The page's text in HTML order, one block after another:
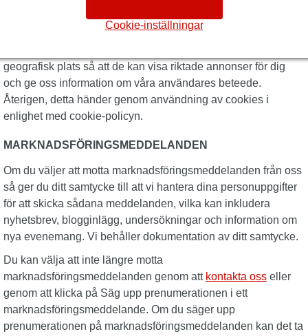
Vi tillåter även annonsörer och reklamnätverk att samla in
geografisk plats så att de kan visa riktade annonser för dig
och ge oss information om våra användares beteede.
Återigen, detta händer genom användning av cookies i
enlighet med cookie-policyn.
MARKNADSFÖRINGSMEDDELANDEN
Om du väljer att motta marknadsföringsmeddelanden från oss
så ger du ditt samtycke till att vi hantera dina personuppgifter
för att skicka sådana meddelanden, vilka kan inkludera
nyhetsbrev, blogginlägg, undersökningar och information om
nya evenemang. Vi behåller dokumentation av ditt samtycke.
Du kan välja att inte längre motta
marknadsföringsmeddelanden genom att kontakta oss eller
genom att klicka på Säg upp prenumerationen i ett
marknadsföringsmeddelande. Om du säger upp
prenumerationen på marknadsföringsmeddelanden kan det ta
Cookie-inställningar